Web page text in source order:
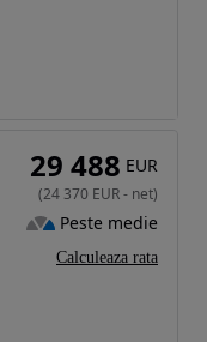
29 488 EUR
(24 370 EUR- net)
Peste medie
Calculeaza rata